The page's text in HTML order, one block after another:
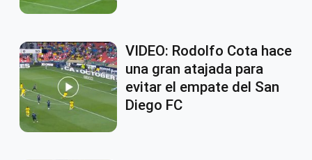
VIDEO: Rodolfo Cota hace
una gran atajada para
evitar el empate del San
Diego FC